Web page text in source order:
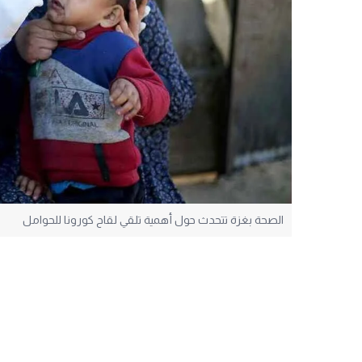
الصحة بغزة تتحدث حول أهمية تلقي لقاح كورونا للحوامل